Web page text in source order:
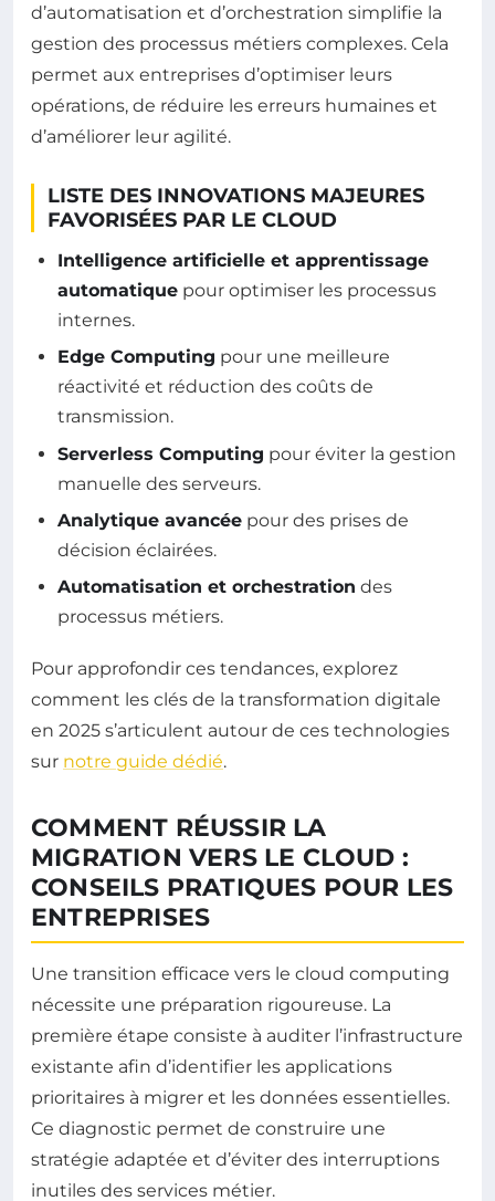
d’automatisation et d’orchestration simplifie la
gestion des processus métiers complexes. Cela
permet aux entreprises d’optimiser leurs
opérations, de réduire les erreurs humaines et
d’améliorer leur agilité.
LISTE DES INNOVATIONS MAJEURES
FAVORISÉES PAR LE CLOUD
Intelligence artificielle et apprentissage
automatique pour optimiser les processus
internes.
Edge Computing pour une meilleure
réactivité et réduction des coûts de
transmission.
Serverless Computing pour éviter la gestion
manuelle des serveurs.
Analytique avancée pour des prises de
décision éclairées.
Automatisation et orchestration des
processus métiers.
Pour approfondir ces tendances, explorez
comment les clés de la transformation digitale
en 2025 s’articulent autour de ces technologies
sur notre guide dédié.
COMMENT RÉUSSIR LA
MIGRATION VERS LE CLOUD :
CONSEILS PRATIQUES POUR LES
ENTREPRISES
Une transition efficace vers le cloud computing
nécessite une préparation rigoureuse. La
première étape consiste à auditer l’infrastructure
existante afin d’identifier les applications
prioritaires à migrer et les données essentielles.
Ce diagnostic permet de construire une
stratégie adaptée et d’éviter des interruptions
inutiles des services métier.